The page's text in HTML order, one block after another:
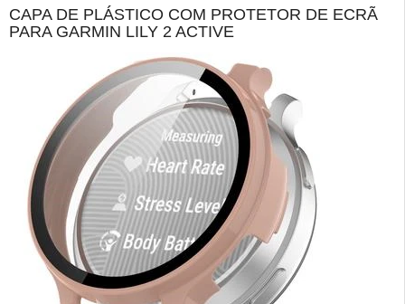
CAPA DE PLÁSTICO COM PROTETOR DE ECRÃ
PARA GARMIN LILY 2 ACTIVE